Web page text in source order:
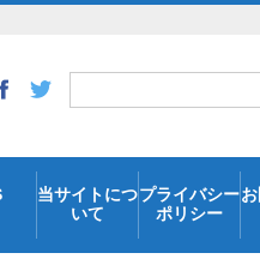
当サイトにつ
いて
プライバシー
ポリシー